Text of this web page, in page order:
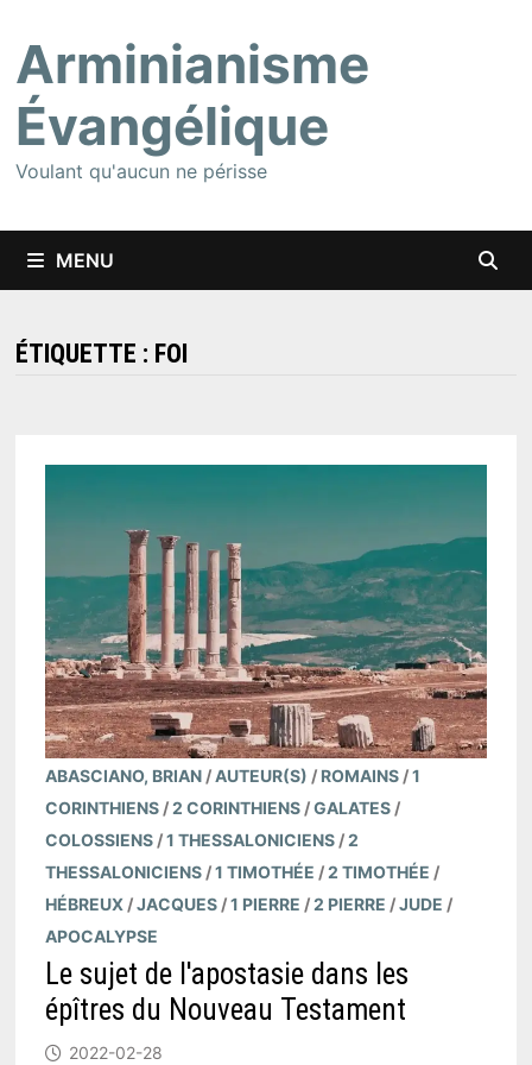
contenu
Arminianisme
Évangélique
Voulant qu'aucun ne périsse
MENU
ÉTIQUETTE : FOI
ABASCIANO, BRIAN/AUTEUR(S) / ROMAINS/1
CORINTHIENS/2 CORINTHIENS/GALATES/
COLOSSIENS/1 THESSALONICIENS/2
THESSALONICIENS/1 TIMOTHÉE /2 TIMOTHÉE /
HÉBREUX /JACQUES/1 PIERRE /2 PIERRE /JUDE /
APOCALYPSE
Le sujet de l'apostasie dans les
épîtres du Nouveau Testament
2022-02-28